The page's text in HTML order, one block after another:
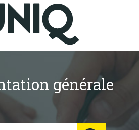
générale